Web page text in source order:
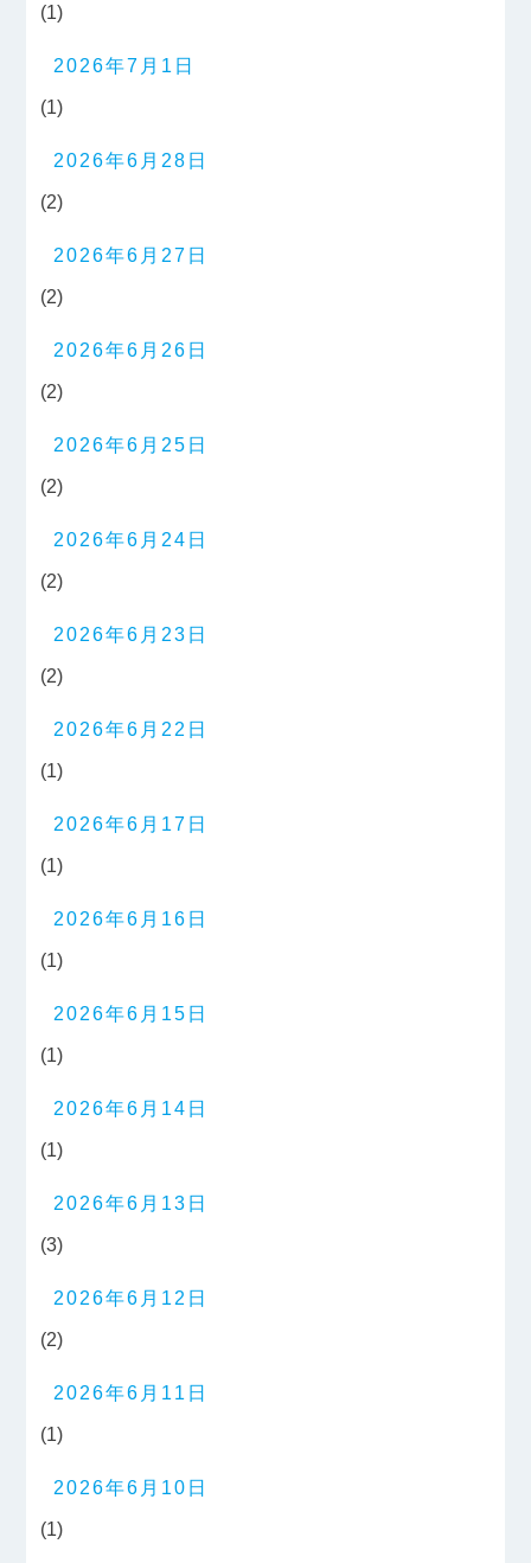
(1)
2026年7月1日
(1)
2026年6月28日
(2)
2026年6月27日
(2)
2026年6月26日
(2)
2026年6月25日
(2)
2026年6月24日
(2)
2026年6月23日
(2)
2026年6月22日
(1)
2026年6月17日
(1)
2026年6月16日
(1)
2026年6月15日
(1)
2026年6月14日
(1)
2026年6月13日
(3)
2026年6月12日
(2)
2026年6月11日
(1)
2026年6月10日
(1)